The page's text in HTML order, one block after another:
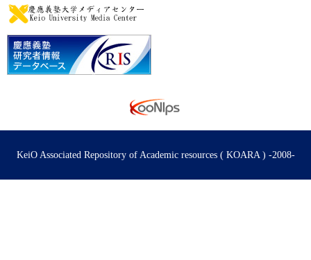
KeiO Associated Repository of Academic resources ( KOARA ) -2008-